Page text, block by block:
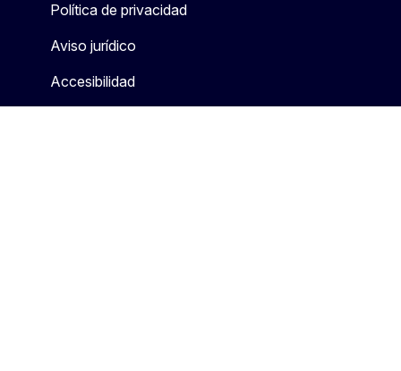
Política de privacidad
Aviso jurídico
Accesibilidad